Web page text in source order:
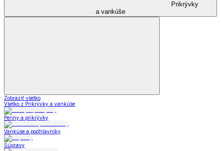
Prikrývky
a vankúše
Zobraziť všetko
Všetko z Prikrývky a vankúše
Periny a prikrývky
Vankúše a podhlavníky
Súpravy